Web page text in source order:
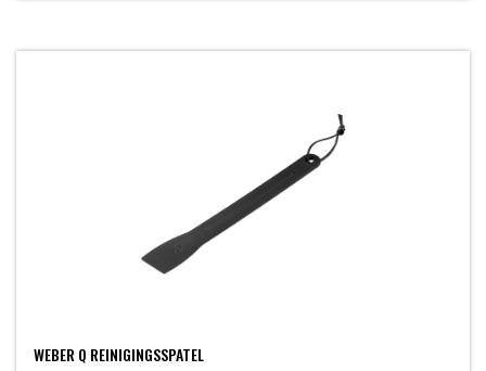
WEBER Q REINIGINGSSPATEL